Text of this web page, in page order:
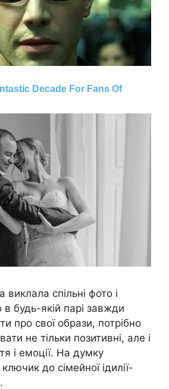
спільні фото і
в будь-якій парі завжди
про свої образи, потрібно
не тільки позитивні, але і
і емоції. На думку
до сімейної ідилії-